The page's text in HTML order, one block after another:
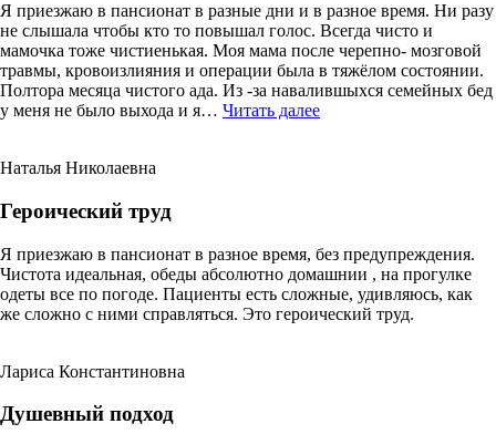
Я приезжаю в пансионат в разные дни и в разное время. Ни разу
не слышала чтобы кто то повышал голос. Всегда чисто и
мамочка тоже чистиенькая. Моя мама после черепно- мозговой
травмы, кровоизлияния и операции была в тяжёлом состоянии.
Полтора месяца чистого ада. Из -за навалившыхся семейных бед
у меня не было выхода и я… Читать далее«Спасибо
Наталья Николаевна
Героический труд
Я приезжаю в пансионат в разное время, без предупреждения.
Чистота идеальная, обеды абсолютно домашнии , на прогулке
одеты все по погоде. Пациенты есть сложные, удивляюсь, как
же сложно с ними справляться. Это героический труд.
Лариса Константиновна
Душевный подход